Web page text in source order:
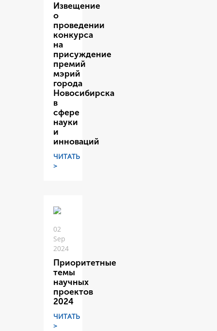
Извещение
о
проведении
конкурса
на
присуждение
премий
мэрий
города
Новосибирска
в
сфере
науки
и
инноваций
ЧИТАТЬ
>
02
Sep
2024
Приоритетные
темы
научных
проектов
2024
ЧИТАТЬ
>